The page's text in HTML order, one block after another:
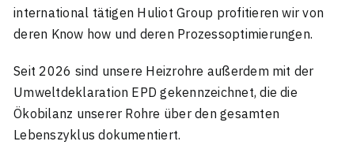
international tätigen Huliot Group profitieren wir von
deren Know how und deren Prozessoptimierungen.
Seit 2026 sind unsere Heizrohre außerdem mit der
Umweltdeklaration EPD gekennzeichnet, die die
Ökobilanz unserer Rohre über den gesamten
Lebenszyklus dokumentiert.